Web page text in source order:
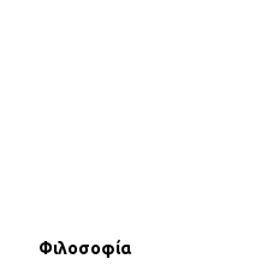
Φιλοσοφία